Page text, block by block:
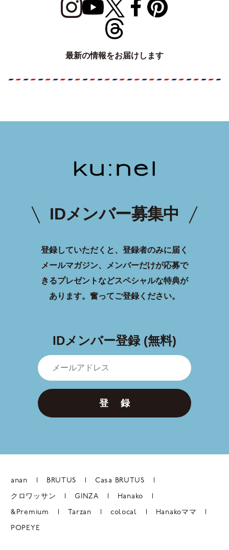
最新の情報をお届けします
IDメンバー募集中
登録していただくと、登録者のみに届く
メールマガジン、メンバーだけが応募で
きるプレゼントなどスペシャルな特典が
あります。 奮ってご登録ください。
IDメンバー登録 (無料)
登 録
anan BRUTUS Casa BRUTUS
クロワッサン GINZA Hanako
&Premium Tarzan colocal Hanakoママ
POPEYE